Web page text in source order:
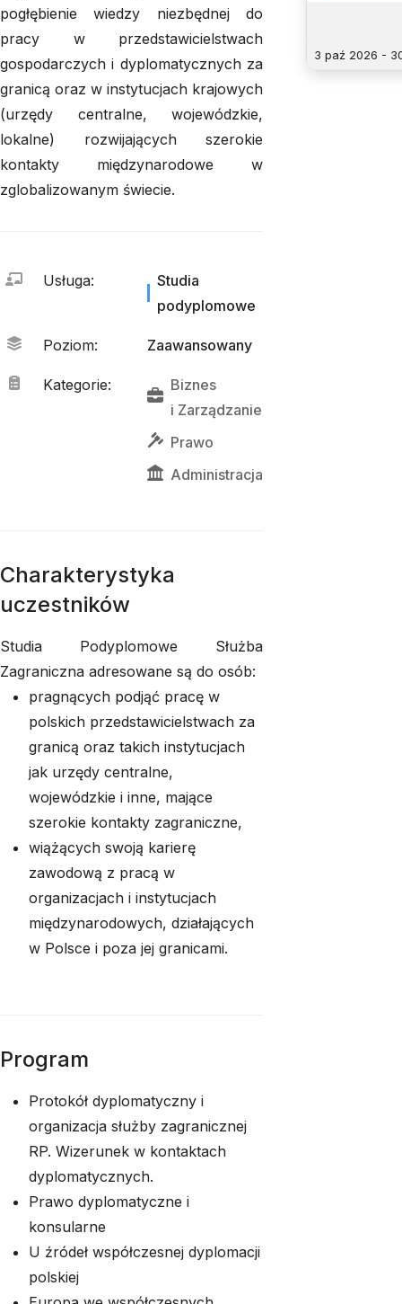
3 paź 2026 -
pogłębienie wiedzy niezbędnej do
pracy w przedstawicielstwach
gospodarczych i dyplomatycznych za
granicą oraz w instytucjach krajowych
(urzędy centralne, wojewódzkie,
lokalne) rozwijających szerokie
kontakty międzynarodowe w
zglobalizowanym świecie.
Usługa:
Studia
podyplomowe
Poziom: Zaawansowany
Kategorie:
Biznes
i Zarządzanie
Prawo
Administracja
Charakterystyka
uczestników
Studia Podyplomowe Służba
Zagraniczna adresowane są do osób:
pragnących podjąć pracę w
polskich przedstawicielstwach za
granicą oraz takich instytucjach
jak urzędy centralne,
wojewódzkie i inne, mające
szerokie kontakty zagraniczne,
wiążących swoją karierę
zawodową z pracą w
organizacjach i instytucjach
międzynarodowych, działających
w Polsce i poza jej granicami.
Program
Protokół dyplomatyczny i
organizacja służby zagranicznej
RP. Wizerunek w kontaktach
dyplomatycznych.
Prawo dyplomatyczne i
konsularne
U źródeł współczesnej dyplomacji
polskiej